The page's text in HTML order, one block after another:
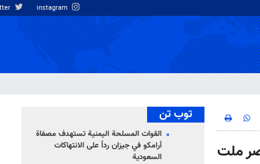
ملت
توب تن
القوات المسلحة اليمنية تستهدف مصفاة
أرامكو في جيزان رداً على الانتهاكات
السعودية